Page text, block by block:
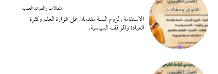
المقالات والفوائد العلمية
الاستقامة ولزوم السنة مقدمان على غزارة العلم وكثرة
العبادة والمواقف السياسية.